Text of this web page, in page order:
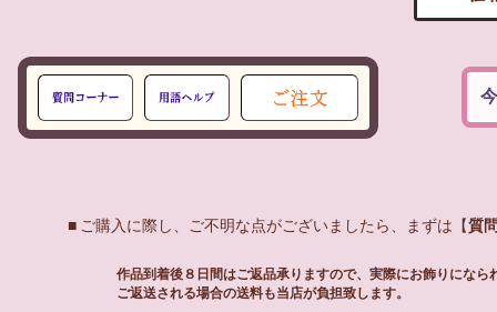
■ ご購入に際し、ご不明な点がございましたら、まずは【質
作品到着後８日間はご返品承りますので、実際にお飾りになら
ご返送される場合の送料も当店が負担致します。